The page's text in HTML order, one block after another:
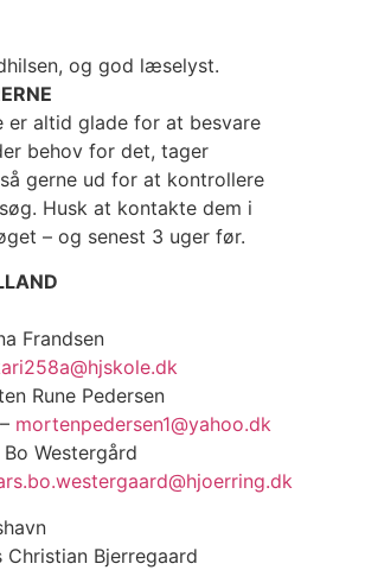
og god læselyst.
er altid glade for at besvare
behov for det, tager
gerne ud for at kontrollere
Husk at kontakte dem i
– og senest 3 uger før.
Frandsen
Rune Pedersen
mortenpedersen1@yahoo.dk
Westergård
Christian Bjerregaard